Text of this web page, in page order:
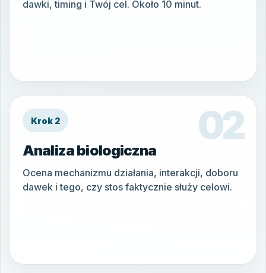
dawki, timing i Twój cel. Około 10 minut.
Krok 2
Analiza biologiczna
Ocena mechanizmu działania, interakcji, doboru
dawek i tego, czy stos faktycznie służy celowi.